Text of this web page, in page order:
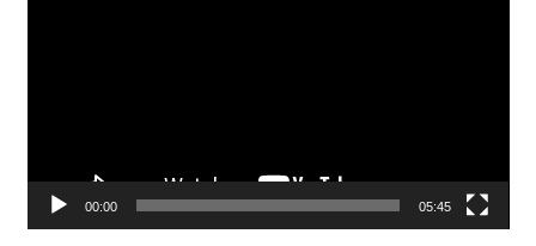
00:00 05:45